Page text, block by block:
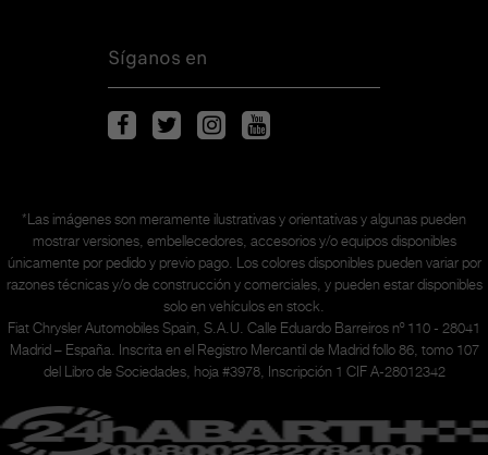
Síganos en
*Las imágenes son meramente ilustrativas y orientativas y algunas pueden
mostrar versiones, embellecedores, accesorios y/o equipos disponibles
únicamente por pedido y previo pago. Los colores disponibles pueden variar por
razones técnicas y/o de construcción y comerciales, y pueden estar disponibles
solo en vehículos en stock.
Fiat Chrysler Automobiles Spain, S.A.U. Calle Eduardo Barreiros nº 110 - 28041
Madrid – España. Inscrita en el Registro Mercantil de Madrid follo 86, tomo 107
del Libro de Sociedades, hoja #3978, Inscripción 1 CIF A-28012342